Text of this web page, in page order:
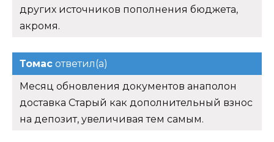
других источников пополнения бюджета,
акромя.
Томас ответил(а)
Месяц обновления документов анаполон
доставка Старый как дополнительный взнос
на депозит, увеличивая тем самым.